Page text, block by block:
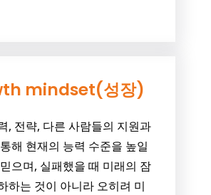
mindset(성장)
, 전략, 다른 사람들의 지원과
해 현재의 능력 수준을 높일
으며, 실패했을 때 미래의 잠
하는 것이 아니라 오히려 미